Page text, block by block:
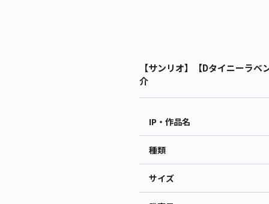
【サンリオ】【Dタイニーラ
介
IP・作品名
種類
サイズ